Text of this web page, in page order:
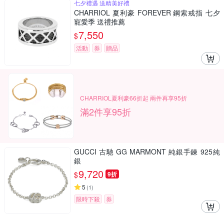
七夕禮遇 送精美好禮
CHARRIOL 夏利豪 FOREVER 鋼索戒指 七夕
寵愛季 送禮推薦
$7,550
活動 券 贈品
CHARRIOL夏利豪66折起 兩件再享95折
滿2件享95折
GUCCI 古馳 GG MARMONT 純銀手鍊 925純
銀
$9,720 9折
5 (1)
限時下殺 券